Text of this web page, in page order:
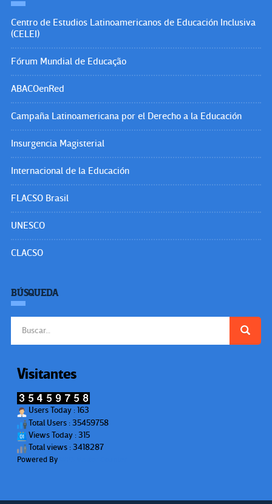
Centro de Estudios Latinoamericanos de Educación Inclusiva
(CELEI)
Fórum Mundial de Educação
ABACOenRed
Campaña Latinoamericana por el Derecho a la Educación
Insurgencia Magisterial
Internacional de la Educación
FLACSO Brasil
UNESCO
CLACSO
BÚSQUEDA
Visitantes
Users Today : 163
Total Users : 35459758
Views Today : 315
Total views : 3418287
Powered By